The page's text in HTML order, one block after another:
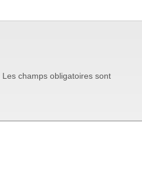
Les champs obligatoires sont